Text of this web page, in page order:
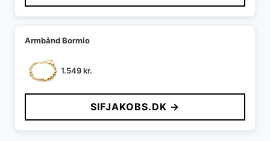
Armbånd Bormio
1.549kr.
SIFJAKOBS.DK →